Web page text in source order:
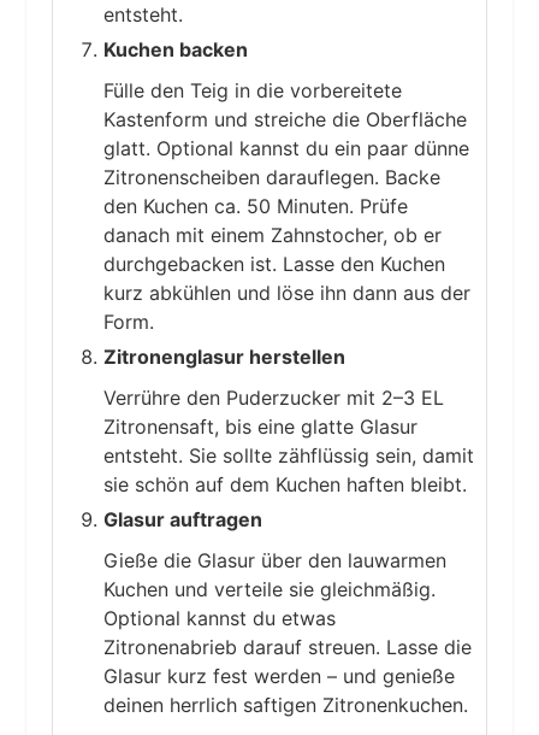
entsteht.
Kuchen backen
Fülle den Teig in die vorbereitete
Kastenform und streiche die Oberfläche
glatt. Optional kannst du ein paar dünne
Zitronenscheiben darauflegen. Backe
den Kuchen ca. 50 Minuten. Prüfe
danach mit einem Zahnstocher, ob er
durchgebacken ist. Lasse den Kuchen
kurz abkühlen und löse ihn dann aus der
Form.
Zitronenglasur herstellen
Verrühre den Puderzucker mit 2–3 EL
Zitronensaft, bis eine glatte Glasur
entsteht. Sie sollte zähflüssig sein, damit
sie schön auf dem Kuchen haften bleibt.
Glasur auftragen
Gieße die Glasur über den lauwarmen
Kuchen und verteile sie gleichmäßig.
Optional kannst du etwas
Zitronenabrieb darauf streuen. Lasse die
Glasur kurz fest werden – und genieße
deinen herrlich saftigen Zitronenkuchen.